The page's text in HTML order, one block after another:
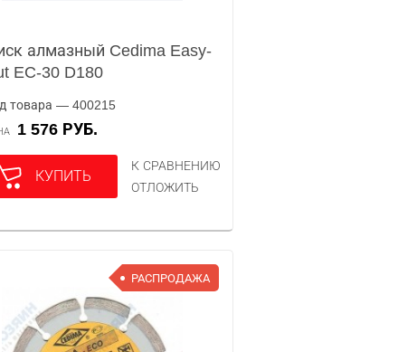
алмазный Cedima Easy-
EC-30 D180
товара — 400215
1 576 РУБ.
КУПИТЬ
К СРАВНЕНИЮ
ОТЛОЖИТЬ
РАСПРОДАЖА